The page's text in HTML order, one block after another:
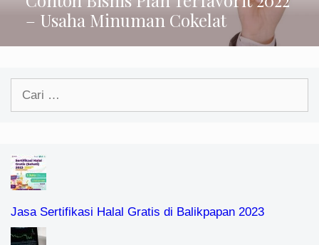
– Usaha Minuman Cokelat
Jasa Sertifikasi Halal Gratis di Balikpapan 2023